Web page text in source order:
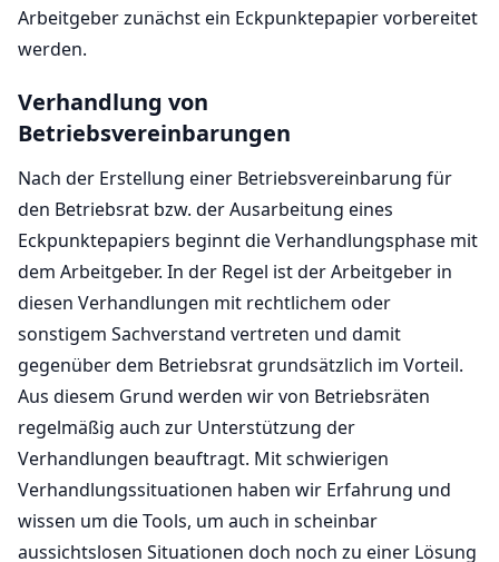
Arbeitgeber zunächst ein Eckpunktepapier vorbereitet
werden.
Verhandlung von
Betriebsvereinbarungen
Nach der Erstellung einer Betriebsvereinbarung für
den Betriebsrat bzw. der Ausarbeitung eines
Eckpunktepapiers beginnt die Verhandlungsphase mit
dem Arbeitgeber. In der Regel ist der Arbeitgeber in
diesen Verhandlungen mit rechtlichem oder
sonstigem Sachverstand vertreten und damit
gegenüber dem Betriebsrat grundsätzlich im Vorteil.
Aus diesem Grund werden wir von Betriebsräten
regelmäßig auch zur Unterstützung der
Verhandlungen beauftragt. Mit schwierigen
Verhandlungssituationen haben wir Erfahrung und
wissen um die Tools, um auch in scheinbar
aussichtslosen Situationen doch noch zu einer Lösung